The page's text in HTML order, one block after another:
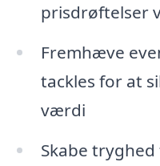
prisdrøftelser
Fremhæve
tackles for at
værdi
Skabe